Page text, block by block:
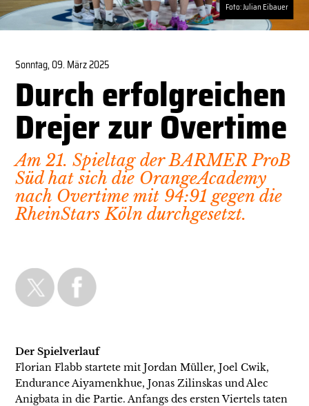
Foto: Julian Eibauer
Sonntag, 09. März 2025
Durch erfolgreichen
Drejer zur Overtime
Am 21. Spieltag der BARMER ProB
Süd hat sich die OrangeAcademy
nach Overtime mit 94:91 gegen die
RheinStars Köln durchgesetzt.
Der Spielverlauf
Florian Flabb startete mit Jordan Müller, Joel Cwik,
Endurance Aiyamenkhue, Jonas Zilinskas und Alec
Anigbata in die Partie. Anfangs des ersten Viertels taten